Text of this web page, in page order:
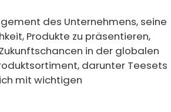
des Unternehmens, seine
Produkte zu präsentieren,
in der globalen
darunter Teesets
mit wichtigen